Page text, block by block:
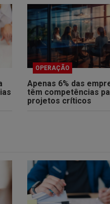
OPERAÇÃO
Apenas 6% das
têm competências
projetos críticos